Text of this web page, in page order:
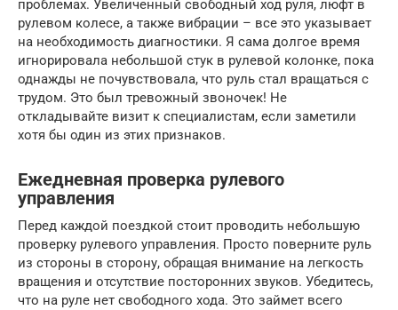
проблемах. Увеличенный свободный ход руля, люфт в
рулевом колесе, а также вибрации – все это указывает
на необходимость диагностики. Я сама долгое время
игнорировала небольшой стук в рулевой колонке, пока
однажды не почувствовала, что руль стал вращаться с
трудом. Это был тревожный звоночек! Не
откладывайте визит к специалистам, если заметили
хотя бы один из этих признаков.
Ежедневная проверка рулевого
управления
Перед каждой поездкой стоит проводить небольшую
проверку рулевого управления. Просто поверните руль
из стороны в сторону, обращая внимание на легкость
вращения и отсутствие посторонних звуков. Убедитесь,
что на руле нет свободного хода. Это займет всего